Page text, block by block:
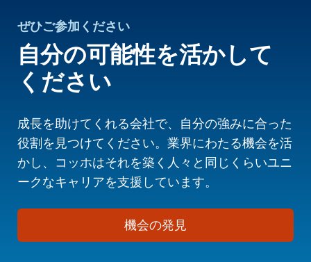
ぜひご参加ください
自分の可能性を活かして
ください
成長を助けてくれる会社で、自分の強みに合った
役割を見つけてください。業界にわたる機会を活
かし、コッホはそれを築く人々と同じくらいユニ
ークなキャリアを支援しています。
機会の発見